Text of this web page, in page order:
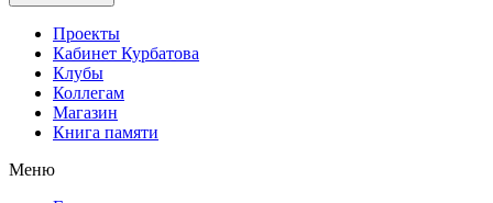
Проекты
Кабинет Курбатова
Клубы
Коллегам
Магазин
Книга памяти
Меню